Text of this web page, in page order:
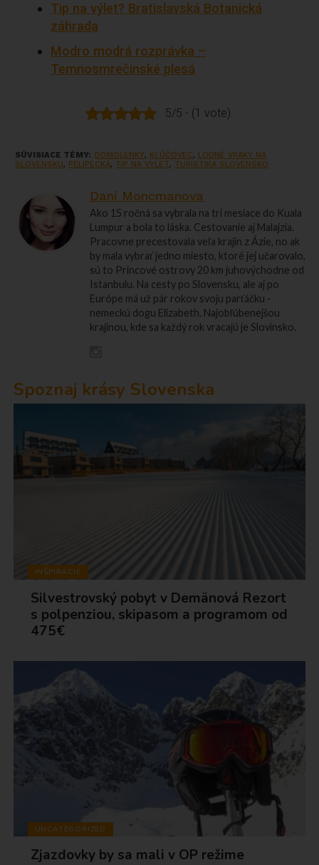
Tip na výlet? Bratislavská Botanická
záhrada
Modro modrá rozprávka –
Temnosmrečinské plesá
5/5 - (1 vote)
SÚVISIACE TÉMY: DOMOLENKY, KĽÚČOVEC, LODNÉ VRAKY NA
SLOVENSKU, PELIPECKA, TIP NA VYLET, TURISTIKA SLOVENSKO
Dani Moncmanova
Ako 15 ročná sa vybrala na tri mesiace do Kuala
Lumpur a bola to láska. Cestovanie aj Malajzia.
Pracovne precestovala veľa krajín z Ázie, no ak
by mala vybrať jedno miesto, ktoré jej učarovalo,
sú to Princové ostrovy 20 km juhovýchodne od
Istanbulu. Na cesty po Slovensku, ale aj po
Európe má už pár rokov svoju parťáčku -
nemeckú dogu Elizabeth. Najobľúbenejšou
krajinou, kde sa každý rok vracajú je Slovinsko.
Spoznaj krásy Slovenska
INŠPIRÁCIE
Silvestrovský pobyt v Demänová Rezort
s polpenziou, skipasom a programom od
475€
UNCATEGORIZED
Zjazdovky by sa mali v OP režime